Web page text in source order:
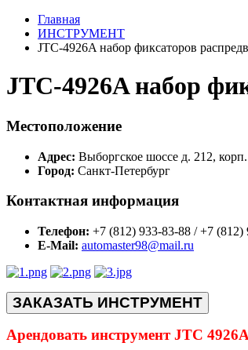
Главная
ИНСТРУМЕНТ
JTC-4926A набор фиксаторов
JTC-4926A набор
Местоположение
Адрес: Выборгское шоссе д. 212,
Город: Санкт-Петербург
Контактная информация
Телефон: +7 (812) 933-83-88 / +7 (812)
E-Mail: automaster98@mail.ru
ЗАКАЗАТЬ ИНСТРУМЕНТ
Арендовать инструмент JTC